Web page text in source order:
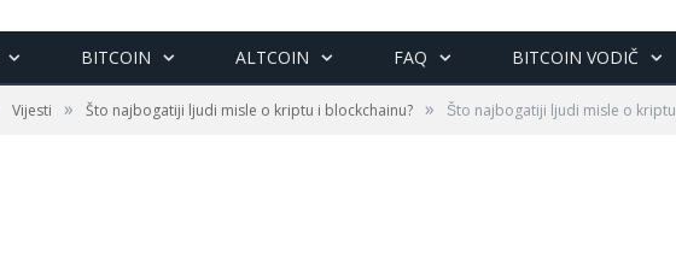
BITCOIN ALTCOIN FAQ BITCOIN VODIČ
Vijesti » Što najbogatiji ljudi misle o kriptu i blockchainu? » Što najbogatiji ljudi misle o kriptu